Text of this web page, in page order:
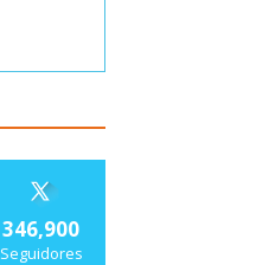
346,900
Seguidores